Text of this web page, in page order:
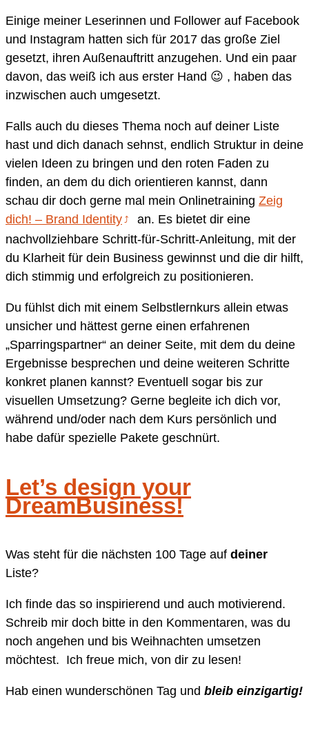
Einige meiner Leserinnen und Follower auf Facebook
und Instagram hatten sich für 2017 das große Ziel
gesetzt, ihren Außenauftritt anzugehen. Und ein paar
davon, das weiß ich aus erster Hand 😉 , haben das
inzwischen auch umgesetzt.
Falls auch du dieses Thema noch auf deiner Liste
hast und dich danach sehnst, endlich Struktur in deine
vielen Ideen zu bringen und den roten Faden zu
finden, an dem du dich orientieren kannst, dann
schau dir doch gerne mal mein Onlinetraining Zeig
dich! – Brand Identity
an. Es bietet dir eine
nachvollziehbare Schritt-für-Schritt-Anleitung, mit der
du Klarheit für dein Business gewinnst und die dir hilft,
dich stimmig und erfolgreich zu positionieren.
Du fühlst dich mit einem Selbstlernkurs allein etwas
unsicher und hättest gerne einen erfahrenen
„Sparringspartner“ an deiner Seite, mit dem du deine
Ergebnisse besprechen und deine weiteren Schritte
konkret planen kannst? Eventuell sogar bis zur
visuellen Umsetzung? Gerne begleite ich dich vor,
während und/oder nach dem Kurs persönlich und
habe dafür spezielle Pakete geschnürt.
Let’s design your
DreamBusiness!
Was steht für die nächsten 100 Tage auf deiner
Liste?
Ich finde das so inspirierend und auch motivierend.
Schreib mir doch bitte in den Kommentaren, was du
noch angehen und bis Weihnachten umsetzen
möchtest. Ich freue mich, von dir zu lesen!
Hab einen wunderschönen Tag und bleib einzigartig!